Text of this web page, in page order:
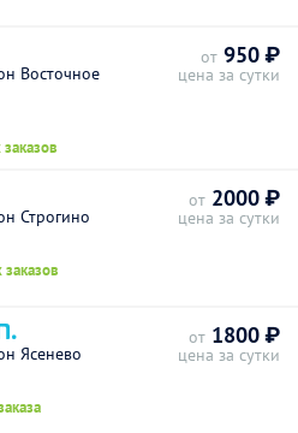
Восточное
от 950 ₽
цена за сутки
Строгино
от 2000 ₽
цена за сутки
Ясенево
от 1800 ₽
цена за сутки